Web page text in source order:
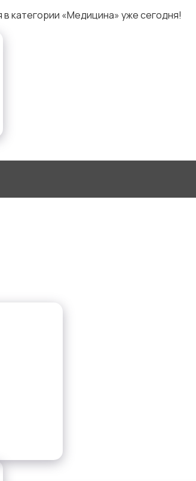
категории «Медицина» уже сегодня!